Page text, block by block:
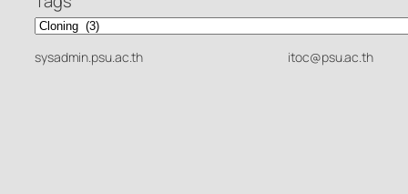
sysadmin.psu.ac.th itoc@psu.ac.th